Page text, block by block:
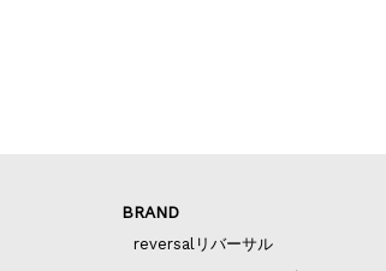
BRAND
reversalリバーサル